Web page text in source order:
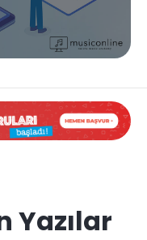
Yazılar